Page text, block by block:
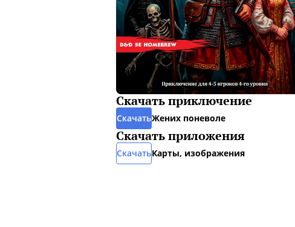
Скачать приключение
СкачатьЖених поневоле
Скачать приложения
СкачатьКарты, изображения